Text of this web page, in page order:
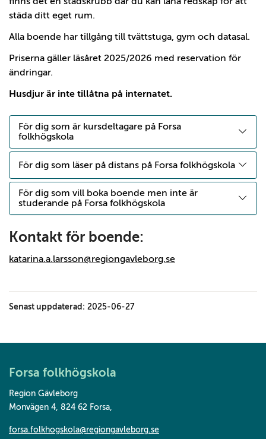
städa ditt eget rum.
Alla boende har tillgång till tvättstuga, gym och datasal.
Priserna gäller läsåret 2025/2026 med reservation för
ändringar.
Husdjur är inte tillåtna på internatet.
För dig som är kursdeltagare på Forsa
folkhögskola
För dig som läser på distans på Forsa folkhögskola
För dig som vill boka boende men inte är
studerande på Forsa folkhögskola
Kontakt för boende:
katarina.a.larsson@regiongavleborg.se
Senast uppdaterad: 2025-06-27
Forsa folkhögskola
Region Gävleborg
Monvägen 4, 824 62 Forsa,
forsa.folkhogskola@regiongavleborg.se